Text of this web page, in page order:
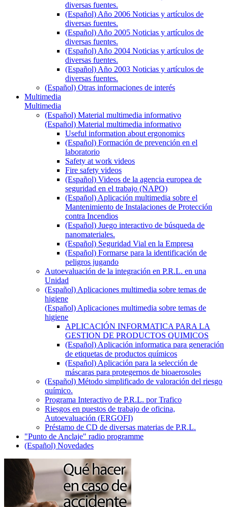
diversas fuentes.
(Español) Año 2006 Noticias y artículos de
diversas fuentes.
(Español) Año 2005 Noticias y artículos de
diversas fuentes.
(Español) Año 2004 Noticias y artículos de
diversas fuentes.
(Español) Año 2003 Noticias y artículos de
diversas fuentes.
(Español) Otras informaciones de interés
Multimedia
Multimedia
(Español) Material multimedia informativo
(Español) Material multimedia informativo
Useful information about ergonomics
(Español) Formación de prevención en el
laboratorio
Safety at work videos
Fire safety videos
(Español) Videos de la agencia europea de
seguridad en el trabajo (NAPO)
(Español) Aplicación multimedia sobre el
Mantenimiento de Instalaciones de Protección
contra Incendios
(Español) Juego interactivo de búsqueda de
nanomateriales.
(Español) Seguridad Vial en la Empresa
(Español) Formarse para la identificación de
peligros jugando
Autoevaluación de la integración en P.R.L. en una
Unidad
(Español) Aplicaciones multimedia sobre temas de
higiene
(Español) Aplicaciones multimedia sobre temas de
higiene
APLICACIÓN INFORMATICA PARA LA
GESTION DE PRODUCTOS QUIMICOS
(Español) Aplicación informatica para generación
de etiquetas de productos químicos
(Español) Aplicación para la selección de
máscaras para protegernos de bioaerosoles
(Español) Método simplificado de valoración del riesgo
químico.
Programa Interactivo de P.R.L. por Trafico
Riesgos en puestos de trabajo de oficina,
Autoevaluación (ERGOFI)
Préstamo de CD de diversas materias de P.R.L.
"Punto de Anclaje" radio programme
(Español) Novedades